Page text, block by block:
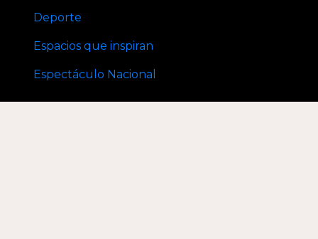
Deporte
Espacios que inspiran
Espectáculo Nacional